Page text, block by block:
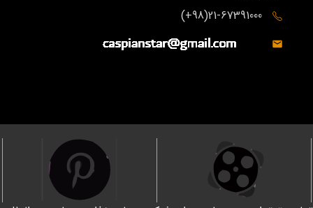
21-67391000(98+)